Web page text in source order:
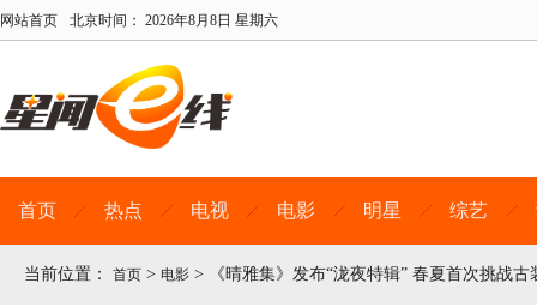
网站首页 北京时间： 2026年8月8日 星期六
首页 热点 电视 电影 明星 综艺
当前位置： 首页 > 电影 > 《晴雅集》发布“泷夜特辑” 春夏首次挑战古